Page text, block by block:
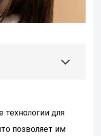
технологии для
позволяет им